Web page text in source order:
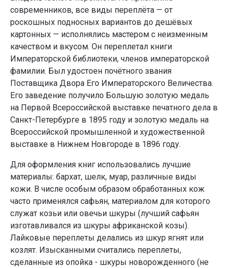
современников, все виды переплёта — от
роскошных подносных вариантов до дешёвых
картонных — исполнялись мастером с неизменным
качеством и вкусом. Он переплетал книги
Императорской библиотеки, членов императорской
фамилии. Был удостоен почётного звания
Поставщика Двора Его Императорского Величества.
Его заведение получило Большую золотую медаль
на Первой Всероссийской выставке печатного дела в
Санкт-Петербурге в 1895 году и золотую медаль на
Всероссийской промышленной и художественной
выставке в Нижнем Новгороде в 1896 году.
Для оформления книг использовались лучшие
материалы: бархат, шелк, муар, различные виды
кожи. В числе особым образом обработанных кож
часто применялся сафьян, материалом для которого
служат козьи или овечьи шкуры (лучший сафьян
изготавливался из шкуры африканской козы).
Лайковые переплеты делались из шкур ягнят или
козлят. Изысканными считались переплеты,
сделанные из опойка - шкуры новорожденного (не